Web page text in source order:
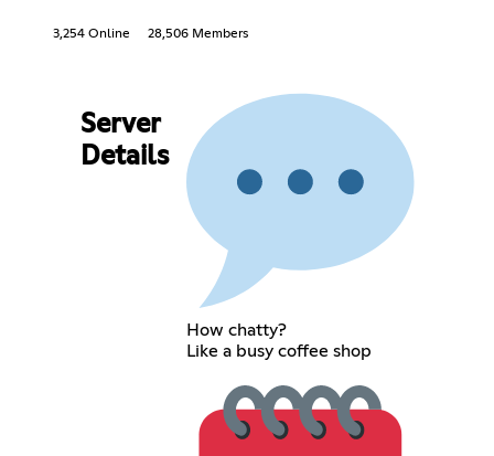
3,254 Online 28,506 Members
Server
Details
How chatty?
Like a busy coffee shop